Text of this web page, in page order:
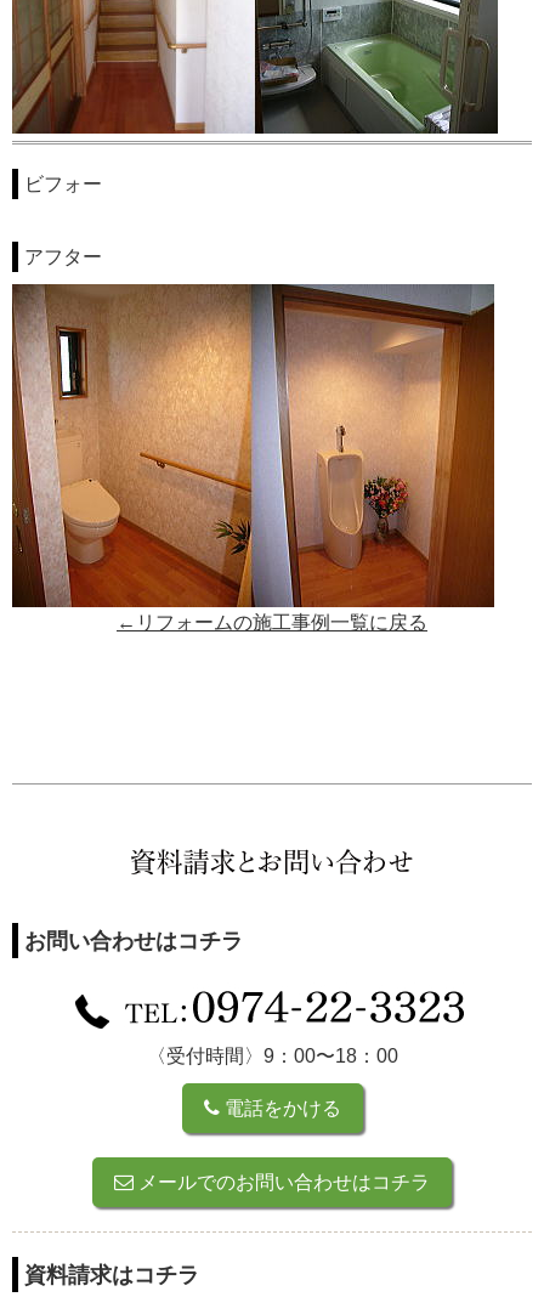
ビフォー
アフター
←リフォームの施工事例一覧に戻る
お問い合わせはコチラ
〈受付時間〉9：00〜18：00
電話をかける
メールでのお問い合わせはコチラ
資料請求はコチラ